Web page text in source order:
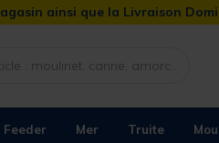
ainsi que la Livraison
Feeder Mer Truite